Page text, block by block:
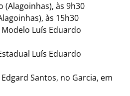
(Alagoinhas), às 9h30
às 15h30
Modelo Luís Eduardo
Luís Eduardo
Santos, no Garcia, em